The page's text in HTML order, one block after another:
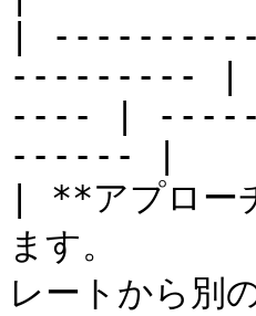
|
--------- |
---- |
------ |
| **アプロー
ます。
レートから